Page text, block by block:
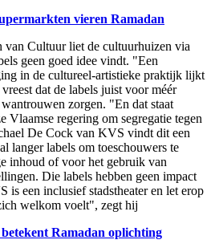
vieren Ramadan
van Cultuur liet de cultuurhuizen via
geen goed idee vindt. "Een
in de cultureel-artistieke praktijk lijkt
dat de labels juist voor méér
zorgen. "En dat staat
Vlaamse regering om segregatie tegen
De Cock van KVS vindt dit een
langer labels om toeschouwers te
inhoud of voor het gebruik van
Die labels hebben geen impact
is een inclusief stadstheater en let erop
welkom voelt", zegt hij
Ramadan oplichting